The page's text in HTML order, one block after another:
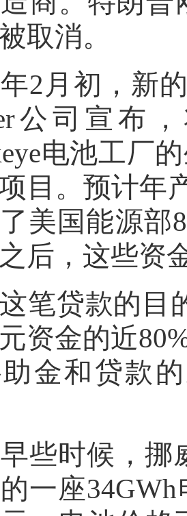
取消。
2月初，新
公司宣布
电池工厂
目。预计年
美国能源部
后，这些资
笔贷款的目
资金的近
金和贷款
些时候，挪
一座